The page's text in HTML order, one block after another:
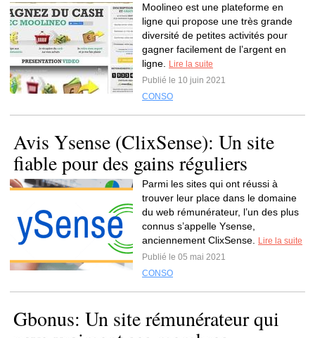
Moolineo est une plateforme en
ligne qui propose une très grande
diversité de petites activités pour
gagner facilement de l’argent en
ligne.
Lire la suite
Publié le 10 juin 2021
CONSO
Avis Ysense (ClixSense): Un site
fiable pour des gains réguliers
Parmi les sites qui ont réussi à
trouver leur place dans le domaine
du web rémunérateur, l’un des plus
connus s’appelle Ysense,
anciennement ClixSense.
Lire la suite
Publié le 05 mai 2021
CONSO
Gbonus: Un site rémunérateur qui